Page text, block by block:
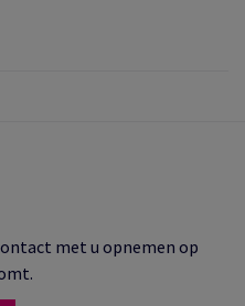
met u opnemen op